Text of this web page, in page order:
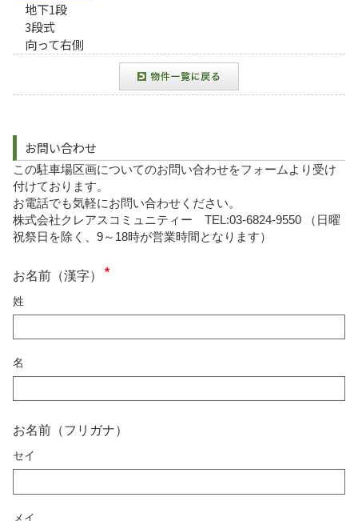
地下1段
3段式
向って右側
お問い合わせ